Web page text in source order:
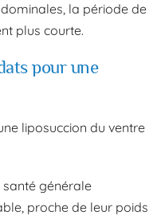
la période de
plus courte.
pour une
liposuccion du ventre
santé générale
proche de leur poids